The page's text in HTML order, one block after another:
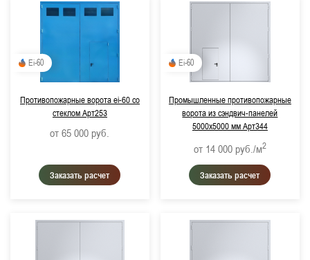
Ei-60
Противопожарные ворота ei-60 со
стеклом Арт253
от 65 000 руб.
Заказать расчет
Ei-60
Промышленные противопожарные
ворота из сэндвич-панелей
5000х5000 мм Арт344
от 14 000 руб./м2
Заказать расчет